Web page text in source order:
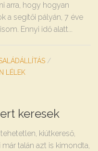
arra, hogy hogyan
a segítői pályán, 7 éve
Ennyi idő alatt...
/
LÉLEK
keresek
kiútkereső,
talán azt is kimondta,